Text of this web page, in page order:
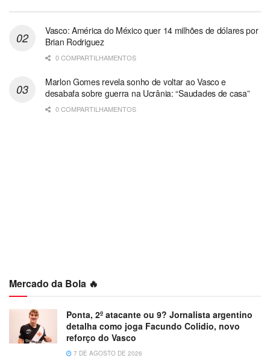
Vasco: América do México quer 14 milhões de dólares por
Brian Rodriguez
0 COMPARTILHAMENTOS
Marlon Gomes revela sonho de voltar ao Vasco e
desabafa sobre guerra na Ucrânia: “Saudades de casa”
0 COMPARTILHAMENTOS
Mercado da Bola 🔥
Ponta, 2º atacante ou 9? Jornalista argentino
detalha como joga Facundo Colidio, novo
reforço do Vasco
7 DE AGOSTO DE 2026